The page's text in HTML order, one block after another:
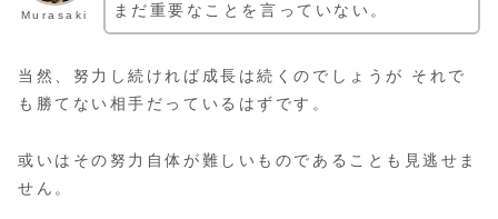
Murasaki
まだ重要なことを言っていない。
当然、努力し続ければ成長は続くのでしょうが それで
も勝てない相手だっているはずです。
或いはその努力自体が難しいものであることも見逃せま
せん。